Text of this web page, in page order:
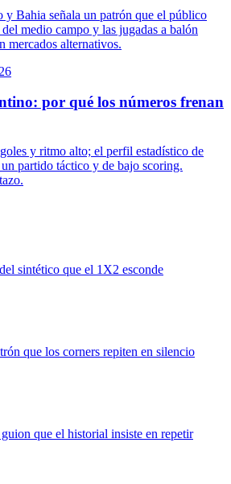
Bahia señala un patrón que el público
medio campo y las jugadas a balón
mercados alternativos.
por qué los números frenan
y ritmo alto; el perfil estadístico de
partido táctico y de bajo scoring.
sintético que el 1X2 esconde
que los corners repiten en silencio
que el historial insiste en repetir